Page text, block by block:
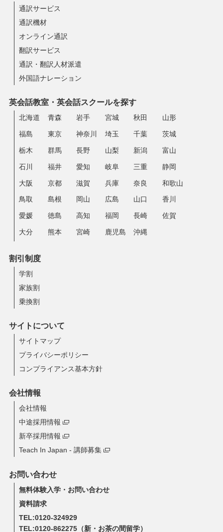
通訳サービス
通訳機材
オンライン通訳
翻訳サービス
通訳・翻訳人材派遣
外国語ナレーション
英会話教室・英会話スクールを探す
北海道 青森 岩手 宮城 秋田 山形
福島 東京 神奈川 埼玉 千葉 茨城
栃木 群馬 長野 山梨 新潟 富山
石川 福井 愛知 岐阜 三重 静岡
大阪 京都 滋賀 兵庫 奈良 和歌山
鳥取 島根 岡山 広島 山口 香川
愛媛 徳島 高知 福岡 長崎 佐賀
大分 熊本 宮崎 鹿児島 沖縄
割引制度
学割
家族割
乗換割
サイトについて
サイトマップ
プライバシーポリシー
コンプライアンス基本方針
会社情報
会社情報
中途採用情報
新卒採用情報
Teach In Japan - 講師募集
お問い合わせ
無料体験入学・お問い合わせ
資料請求
TEL:0120-324929
TEL:0120-862275 （新・お茶の間留学）